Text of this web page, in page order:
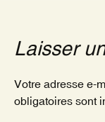
o
o
k
Laisser
Votre adresse e-
obligatoires sont